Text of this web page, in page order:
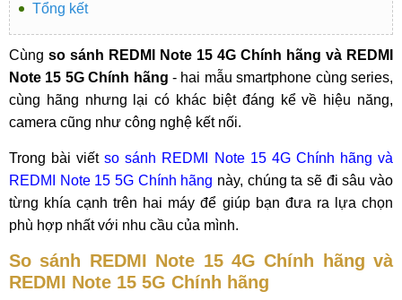
Tổng kết
Cùng so sánh REDMI Note 15 4G Chính hãng và REDMI
Note 15 5G Chính hãng - hai mẫu smartphone cùng series,
cùng hãng nhưng lại có khác biệt đáng kể về hiệu năng,
camera cũng như công nghệ kết nối.
Trong bài viếtso sánh REDMI Note 15 4G Chính hãng và
REDMI Note 15 5G Chính hãng này, chúng ta sẽ đi sâu vào
từng khía cạnh trên hai máy để giúp bạn đưa ra lựa chọn
phù hợp nhất với nhu cầu của mình.
So sánh REDMI Note 15 4G Chính hãng và
REDMI Note 15 5G Chính hãng